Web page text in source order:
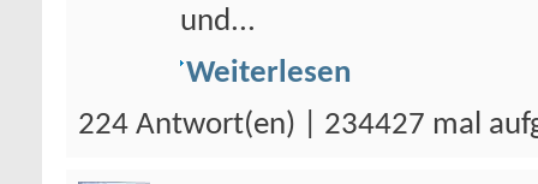
und...
Weiterlesen
224 Antwort(en) | 234427 mal